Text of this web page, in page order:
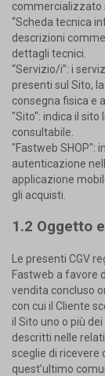
commercializzato
“Scheda tecnica
descrizioni
dettagli tecnici.
“Servizio/i”: i
presenti sul Sito,
consegna fisica e
"Sito": indica il
consultabile.
"Fastweb SHOP":
autenticazione
applicazione
gli acquisti.
1.2 Oggetto
Le presenti CGV
Fastweb a favore
vendita concluso
con cui il Cliente
il Sito uno o più
descritti nelle
sceglie di ricevere
quest’ultimo